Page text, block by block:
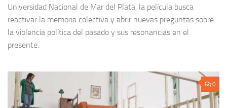
Universidad Nacional de Mar del Plata, la película busca
reactivar la memoria colectiva y abrir nuevas preguntas sobre
la violencia política del pasado y sus resonancias en el
presente.
0